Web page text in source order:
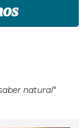
natural"